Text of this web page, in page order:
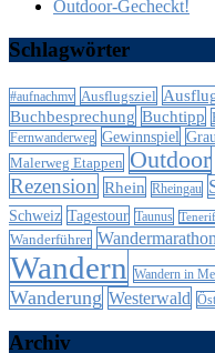
Outdoor-Gecheckt!
Schlagwörter
#aufnachmv Ausflugsziel
Buchbesprechung Buchtipp
Fernwanderweg Gewinnspiel
Malerweg Etappen Outdoor
Rezension Rhein Rheingau
Schweiz Tagestour Taunus
Wanderführer
Wandern Wandern in
Wanderung Westerwald
Archiv